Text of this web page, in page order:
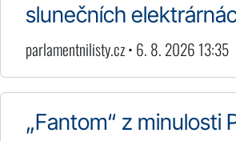
slunečních
parlamentnilisty.cz • 6. 8. 2026 13:35
„Fantom“ z minulosti